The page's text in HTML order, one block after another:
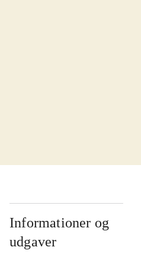
Informationer og
udgaver